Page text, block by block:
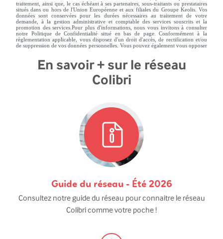
En savoir + sur le réseau
Colibri
Guide du réseau - Été 2026
Consultez notre guide du réseau pour connaitre le réseau
Colibri comme votre poche !